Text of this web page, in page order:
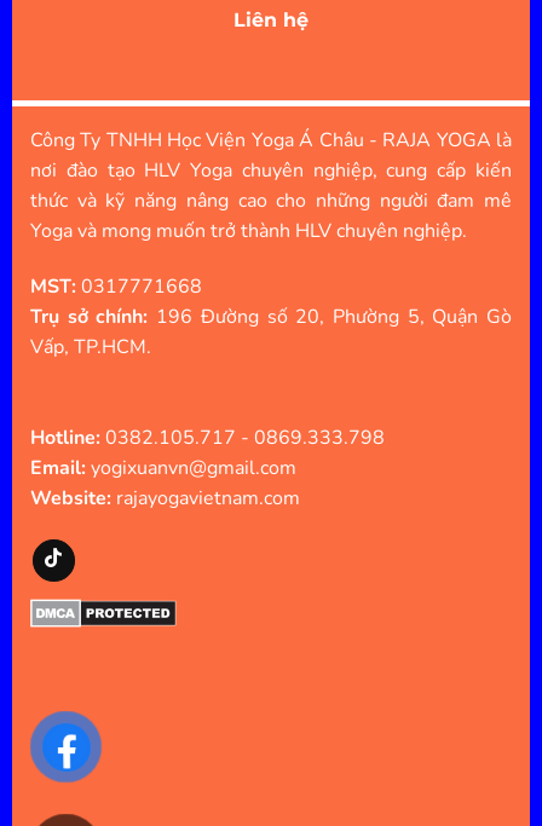
Liên hệ
Công Ty TNHH Học Viện Yoga Á Châu - RAJA YOGA là
nơi đào tạo HLV Yoga chuyên nghiệp, cung cấp kiến
thức và kỹ năng nâng cao cho những người đam mê
Yoga và mong muốn trở thành HLV chuyên nghiệp.
MST:0317771668
Trụ sở chính: 196 Đường số 20, Phường 5, Quận Gò
Vấp, TP.HCM.
Hotline:0382.105.717 - 0869.333.798
Email:yogixuanvn@gmail.com
Website: rajayogavietnam.com